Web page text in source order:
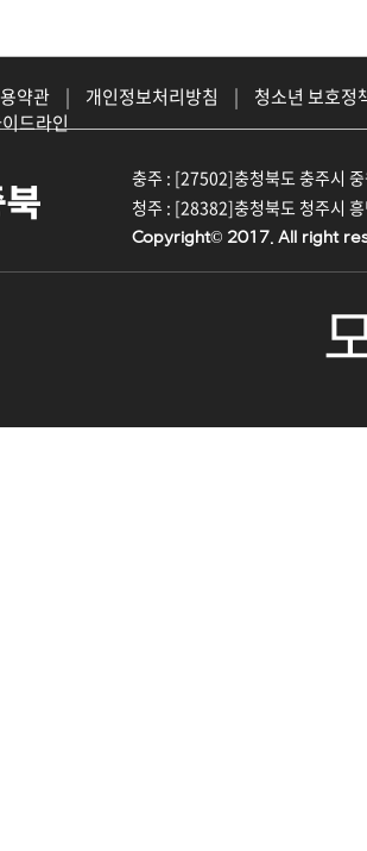
약관 | 개인정보처리방침 |
청소년 보호정
드라인
충주 : [27502]충청북도 충주시
청주 : [28382]충청북도 청주시
Copyright© 2017. All right